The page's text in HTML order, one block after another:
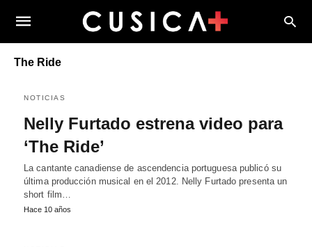
The Ride
NOTICIAS
Nelly Furtado estrena video para
‘The Ride’
La cantante canadiense de ascendencia portuguesa publicó su
última producción musical en el 2012. Nelly Furtado presenta un
short film…
Hace 10 años